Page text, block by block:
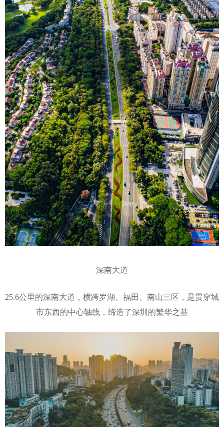
深南大道
25.6公里的深南大道，横跨罗湖、福田、南山三区，是贯穿城
市东西的中心轴线，缔造了深圳的繁华之基